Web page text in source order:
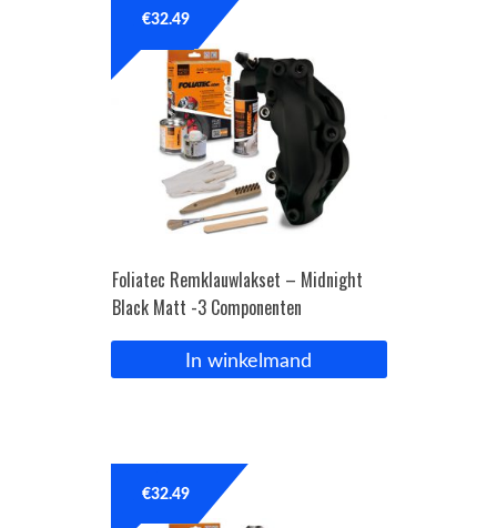
Foliatec Remklauwlakset – Midnight
Black Matt -3 Componenten
€32.49
In winkelmand
€32.49